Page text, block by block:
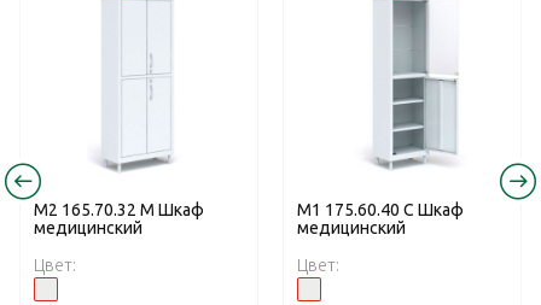
М2 165.70.32 М Шкаф
медицинский
Цвет:
М1 175.60.40 С Шкаф
медицинский
Цвет: